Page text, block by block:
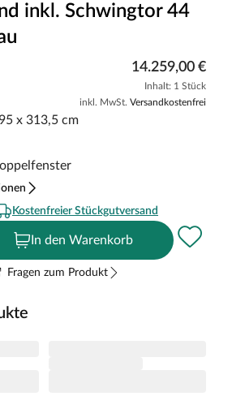
inkl. Schwingtor 44
14.259,00 €
Inhalt: 1 Stück
inkl. MwSt. Versandkostenfrei
x 313,5 cm
Kostenfreier Stückgutversand
In den Warenkorb
Fragen zum Produkt